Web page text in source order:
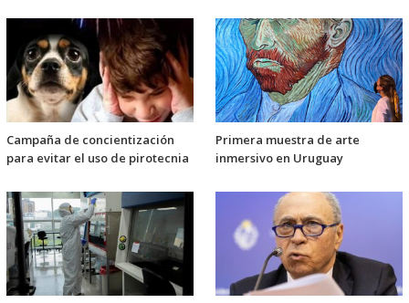
Campaña de concientización
para evitar el uso de pirotecnia
Primera muestra de arte
inmersivo en Uruguay